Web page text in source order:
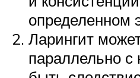
определенном
Ларингит
параллельно с